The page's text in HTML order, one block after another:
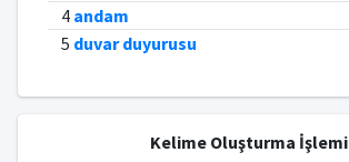
4 andam
5 duvar duyurusu
Kelime Oluşturma İşlemi